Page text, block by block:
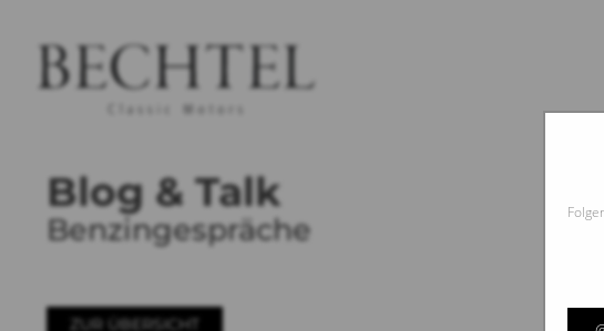
Blog & Talk
Benzingespräche
ZUR ÜBERSICHT